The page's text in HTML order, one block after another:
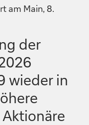
am Main, 8.
der
wieder in